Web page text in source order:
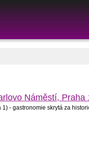
Náměstí,
- gastronomie skrytá za